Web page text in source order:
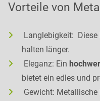
Vorteile von
Langlebigkeit: Diese
halten länger.
Eleganz: Ein
bietet ein edles und
Gewicht: